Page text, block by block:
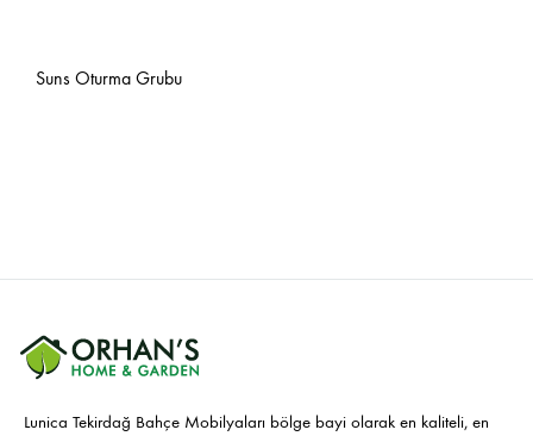
Suns Oturma Grubu
Lunica Tekirdağ Bahçe Mobilyaları bölge bayi olarak en kaliteli, en